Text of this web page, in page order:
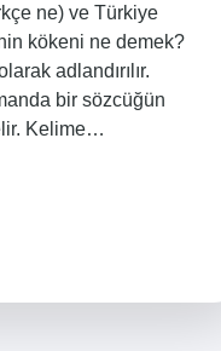
ne) ve Türkiye
kökeni ne demek?
adlandırılır.
bir sözcüğün
Kelime…